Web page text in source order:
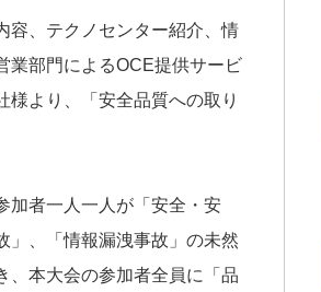
容、テクノセンター紹介、情
業部門によるOCE提供サービ
様より、「安全品質への取り
加者一人一人が「安全・安
」、「情報漏洩事故」の未然
、本大会の参加者全員に「品